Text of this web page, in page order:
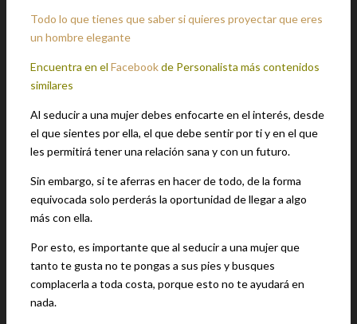
Todo lo que tienes que saber si quieres proyectar que eres
un hombre elegante
Encuentra en el Facebookde Personalista más contenidos
similares
Al seducir a una mujer debes enfocarte en el interés, desde
el que sientes por ella, el que debe sentir por ti y en el que
les permitirá tener una relación sana y con un futuro.
Sin embargo, si te aferras en hacer de todo, de la forma
equivocada solo perderás la oportunidad de llegar a algo
más con ella.
Por esto, es importante que al seducir a una mujer que
tanto te gusta no te pongas a sus pies y busques
complacerla a toda costa, porque esto no te ayudará en
nada.